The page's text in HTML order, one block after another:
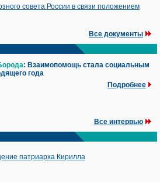
совета России в связи положением
Все документы
: Взаимопомощь стала социальным
года
Подробнее
Все интервью
патриарха Кирилла